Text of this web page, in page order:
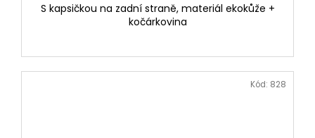
S kapsičkou na zadní straně, materiál ekokůže +
kočárkovina
Kód: 828